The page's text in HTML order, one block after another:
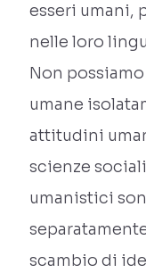
esseri umani,
nelle loro
Non
umane
attitudini
scienze
umanistici
scambio di